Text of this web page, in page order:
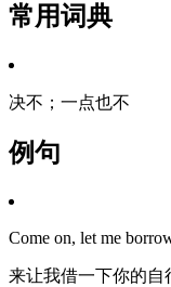
常用词典
决不；一点也不
例句
Come on, let me
来让我借一下你的自